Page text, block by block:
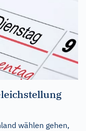
wählen gehen,